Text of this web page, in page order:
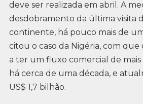
deve ser realizada em abril. A
desdobramento da última visita
continente, há pouco mais de
citou o caso da Nigéria, com que
a ter um fluxo comercial de mais
há cerca de uma década, e
US$ 1,7 bilhão.